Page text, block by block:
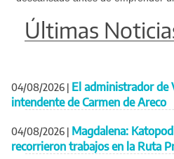
Últimas
04/08/2026 | El administrador de
intendente de Carmen de Areco
04/08/2026 | Magdalena:
recorrieron trabajos en la Ruta